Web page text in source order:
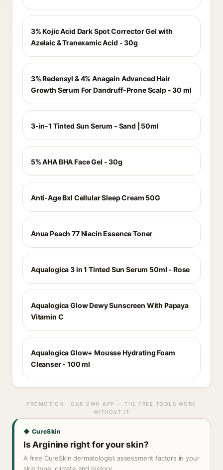
3% Kojic Acid Dark Spot Corrector Gel with
Azelaic & Tranexamic Acid - 30g
3% Redensyl & 4% Anagain Advanced Hair
Growth Serum For Dandruff-Prone Scalp - 30 ml
3-in-1 Tinted Sun Serum - Sand | 50ml
5% AHA BHA Face Gel - 30g
Anti-Age Bxl Cellular Sleep Cream 50G
Anua Peach 77 Niacin Essence Toner
Aqualogica 3 in 1 Tinted Sun Serum 50ml - Rose
Aqualogica Glow Dewy Sunscreen With Papaya
Vitamin C
Aqualogica Glow+ Mousse Hydrating Foam
Cleanser - 100 ml
PROMOTION · OUR OWN APP — THE FREE TOOLS WORK
WITHOUT IT
◆ CureSkin
Is Arginine right for your skin?
A free CureSkin dermatologist assessment factors in your